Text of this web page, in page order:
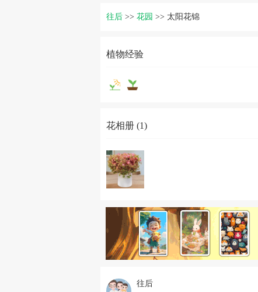
往后 >> 花园 >> 太阳花锦
植物经验
花相册 (1)
往后